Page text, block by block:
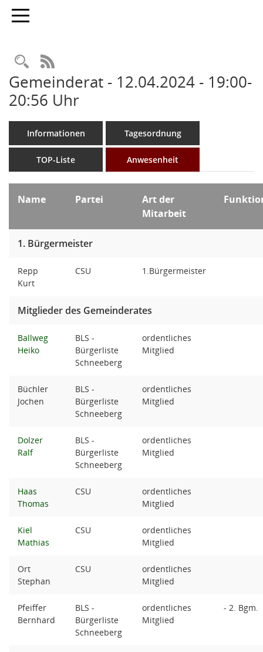
Toggle navigation
Rechercheauswahl
RSS-Feed
Gemeinderat - 12.04.2024 - 19:00-
20:56 Uhr
Informationen Tagesordnung
TOP-Liste Anwesenheit
Name Partei
Art der
Mitarbeit
1. Bürgermeister
Repp
Kurt
CSU 1.Bürgermeister
Mitglieder des Gemeinderates
Ballweg
Heiko
BLS -
Bürgerliste
Schneeberg
ordentliches
Mitglied
Büchler
Jochen
BLS -
Bürgerliste
Schneeberg
ordentliches
Mitglied
Dolzer
Ralf
BLS -
Bürgerliste
Schneeberg
ordentliches
Mitglied
Haas
Thomas
CSU
ordentliches
Mitglied
Kiel
Mathias
CSU
ordentliches
Mitglied
Ort
Stephan
CSU
ordentliches
Mitglied
Pfeiffer
Bernhard
BLS -
Bürgerliste
Schneeberg
ordentliches
Mitglied
- 2. Bgm.